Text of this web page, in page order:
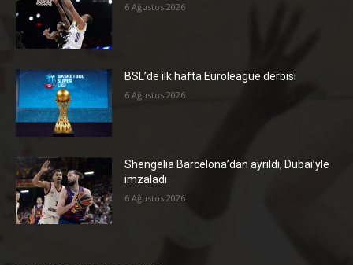
6 Ağustos 2026
BSL’de ilk hafta Euroleague derbisi
6 Ağustos 2026
Shengelia Barcelona’dan ayrıldı, Dubai’yle
imzaladı
6 Ağustos 2026